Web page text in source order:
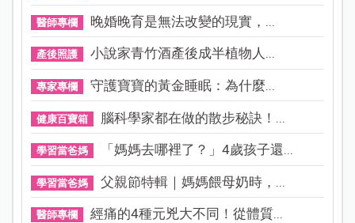
醫師專欄 晚婚晚育是無法改變的現實，...
產後照護 小說家青竹酒產後成半植物人...
專家專欄 守護寶寶的黃金睡眠：為什麼...
健康百寶箱 腦科學家都在做的散步秘訣！...
學習當爸媽 「媽媽去哪裡了？」4歲孩子還...
學習當爸媽 父親節特輯｜媽媽餵母奶時，...
醫師專欄 經痛的4種元兇大不同！從體質...